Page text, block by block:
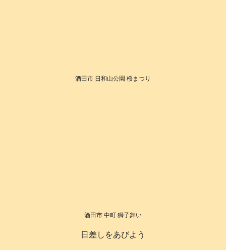
酒田市 日和山公園 桜まつり
酒田市 中町 獅子舞い
日差しをあびよう